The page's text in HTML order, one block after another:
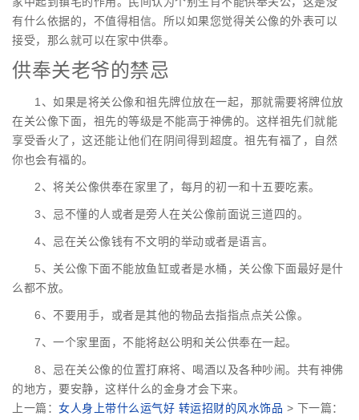
有什么依据的，不值得相信。所以如果您觉得关公像的外表可以
接受，那么就可以在家中供奉。
供奉关老爷的禁忌
1、如果是将关公像和祖先牌位放在一起，那就需要将牌位放
在关公像下面，祖先的等级是不能高于神佛的。这样祖先们就能
享受香火了，这还能让他们在阴间得到超度。祖先有福了，自然
你也会有福的。
2、将关公像供奉在家里了，每月的初一和十五要吃素。
3、忌不懂的人或者是旁人在关公像前面说三道四的。
4、忌在关公像钱有不文明的举动或者是语言。
5、关公像下面不能放鱼缸或者是水桶，关公像下面最好是什
么都不放。
6、不要用手，或者是其他的物品去指指点点关公像。
7、一个家里面，不能将赵公明和关公供奉在一起。
8、忌在关公像的位置打麻将、喝酒以及各种吵闹。共有神佛
的地方，要安静，这样什么的金身才会下来。
上一篇： 女人身上带什么运气好 转运招财的风水饰品 > 下一篇：